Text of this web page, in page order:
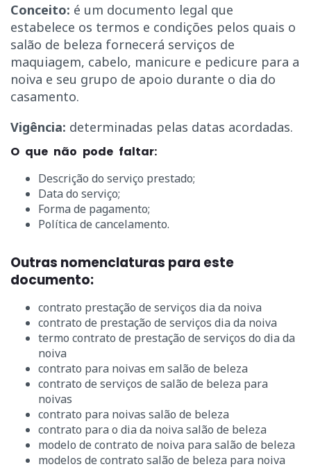
Conceito: é um documento legal que
estabelece os termos e condições pelos quais o
salão de beleza fornecerá serviços de
maquiagem, cabelo, manicure e pedicure para a
noiva e seu grupo de apoio durante o dia do
casamento.
Vigência: determinadas pelas datas acordadas.
O que não pode faltar:
Descrição do serviço prestado;
Data do serviço;
Forma de pagamento;
Política de cancelamento.
Outras nomenclaturas para este
documento:
contrato prestação de serviços dia da noiva
contrato de prestação de serviços dia da noiva
termo contrato de prestação de serviços do dia da
noiva
contrato para noivas em salão de beleza
contrato de serviços de salão de beleza para
noivas
contrato para noivas salão de beleza
contrato para o dia da noiva salão de beleza
modelo de contrato de noiva para salão de beleza
modelos de contrato salão de beleza para noiva